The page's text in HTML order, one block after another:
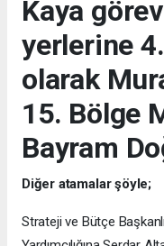
Kaya
yerlerine
olarak
15. Bölge
Bayram
Diğer atamalar şöyle;
Strateji ve Bütçe